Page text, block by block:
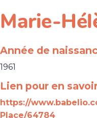
Marie-
Année de
1961
Lien pour en
https://
Place/64784